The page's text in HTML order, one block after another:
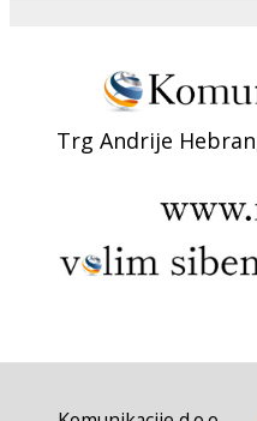
Trg Andrije